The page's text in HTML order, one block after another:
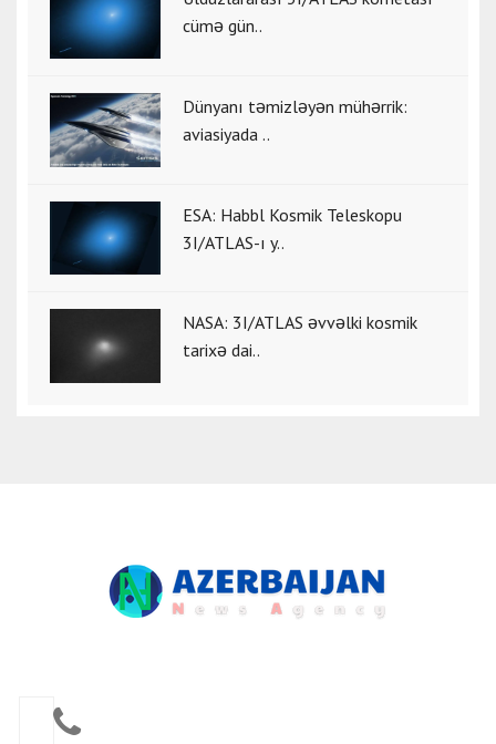
cümə gün..
Dünyanı təmizləyən mühərrik:
aviasiyada ..
ESA: Habbl Kosmik Teleskopu
3I/ATLAS-ı y..
NASA: 3I/ATLAS əvvəlki kosmik
tarixə dai..